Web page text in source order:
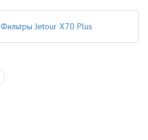
Фильтры Jetour X70 Plus